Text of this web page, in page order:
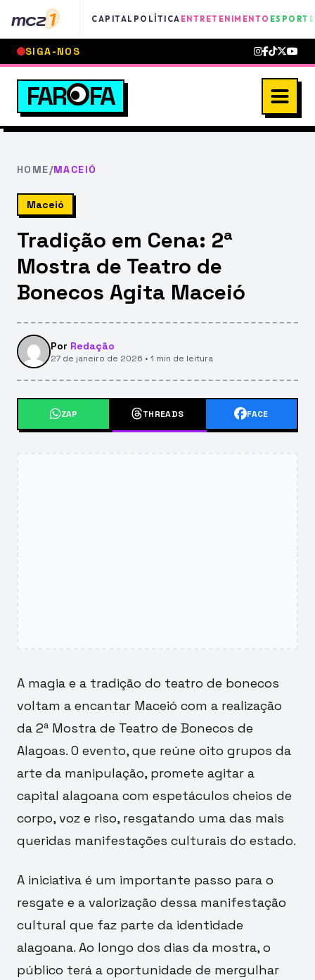
mcz1 CAPITAL POLÍTICA ENTRETENIMENTO
SIGA-NOS
FAR FA
HOME/MACEIÓ
Maceió
Tradição em Cena: 2ª
Mostra de Teatro de
Bonecos Agita Maceió
Por Redação
27 de janeiro de 2026 • 1 min de leitura
ZAP THREADS FACE
A magia e a tradição do teatro de bonecos
voltam a encantar Maceió com a realização
da 2ª Mostra de Teatro de Bonecos de
Alagoas. O evento, que reúne oito grupos da
arte da manipulação, promete agitar a
capital alagoana com espetáculos cheios de
corpo, voz e riso, resgatando uma das mais
queridas manifestações culturais do estado.
A iniciativa é um importante passo para o
resgate e a valorização dessa manifestação
cultural que faz parte da identidade
alagoana. Ao longo dos dias da mostra, o
público terá a oportunidade de mergulhar